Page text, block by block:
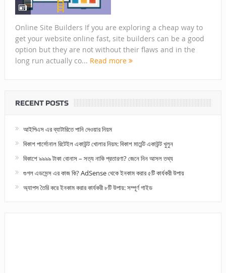
Online Site Builders If you are exploring a cheap way to
get your website online fast, site builders can be a good
option but they are not without their flaws and in the
long run actually co... Read more
RECENT POSTS
আইপিএস এর ব্যাটারিতে পানি দেওয়ার নিয়ম
বিকাশ পার্সোনাল রিটেইল একাউন্ট খোলার নিয়ম: বিকাশ মার্চেন্ট একাউন্ট খুলুন
বিকাশে ৯৯৯৯ টাকা বোনাস – সত্য নাকি প্রতারণা? জেনে নিন আসল তথ্য
গুগল এডসেন্স এর কাজ কি? AdSense থেকে ইনকাম করার ৫টি কার্যকরী উপায়
অ্যাপস তৈরি করে ইনকাম করার কার্যকরী ৮টি উপায়: সম্পূর্ণ গাইড